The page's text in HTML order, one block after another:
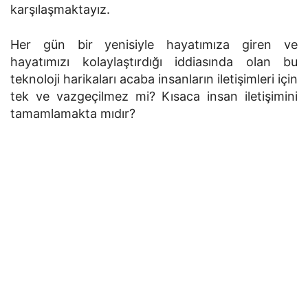
karşılaşmaktayız.
Her gün bir yenisiyle hayatımıza giren ve
hayatımızı kolaylaştırdığı iddiasında olan bu
teknoloji harikaları acaba insanların iletişimleri için
tek ve vazgeçilmez mi? Kısaca insan iletişimini
tamamlamakta mıdır?